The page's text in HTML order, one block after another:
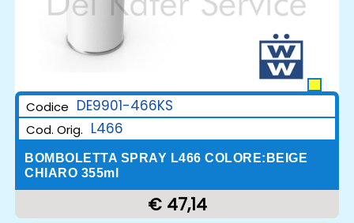
Codice DE9901-466KS
Cod. Orig. L466
BOMBOLETTA SPRAY L466 COLORE:BEIGE
CHIARO 355ml
€ 47,14